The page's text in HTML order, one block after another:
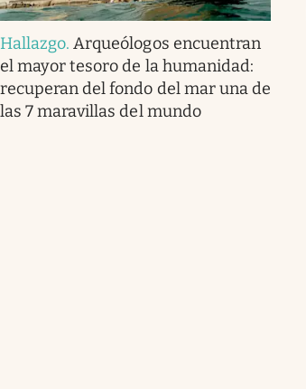
Hallazgo.Arqueólogos encuentran
el mayor tesoro de la humanidad:
recuperan del fondo del mar una de
las 7 maravillas del mundo